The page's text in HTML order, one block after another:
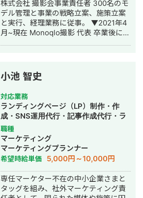
ントリー者60名以上獲得 社会的養護施
設の施設職員採用アカウント 運用1年:
フォロワー3000人でInstagram経由の
会員登録者40名以上獲得 ▶︎
バストアップメディア 運用6ヶ月: フォ
導Live→新規来店で150万以上の売り上
げ獲得 ▶︎大手食品メーカー公式アカウ
ント 運用6ヶ月: フォロワー3000→1.5
万人 キャンペーン企画＋広告運用＋ク
リエイティブの改善により フォロワー
数の大幅獲得に成功 ▶︎ダイエットレシ
ピ系メディア アフィリエイトで月
100〜150万の売り上げ獲得 ▶︎暮らし系
メディア アフィリエイトで月100万の
売り上げ獲得 ▶︎大手カフェチェーンの
公式アカウント プロモーション目的の
リール動画再生回数：約60万回再生獲
得 キャンペーン企画＋広告運用＋クリ
株式会社 撮影会事業責任者 300名のモ
デル管理と事業の戦略立案、施策立案
と実行、経理業務に従事。 ▼2021年4
月~現在 Monoqlo撮影 代表 卒業後に2
に就任。 ▼2021年8月~ 個人で業務シ
ステム/MAシステムを1名体制で開発
し、中小企業向けにソリューション営
業。 ▼2021年8月~2022年1月 ・医療
特化コンサル企業 美容クリニック2ア
カウント/歯科2アカウントのInstagram
運用代行業務に従事。 ▼2023年1月
~2024年3月 医療機関向け商材を取り
扱う通販企業にてCOOとして事業立ち
上げフェーズを経験。 ▼2024年6月
~2024年11月 フリーランスとして、一
部上場企業の塾/老舗食品メーカー/自動
車メーカーのSNSマーケティングに従
小池 智史
対応業務
ランディングページ（LP）制作・作
成・SNS運用代行・記事作成代行・ラ
イティング・ホームページ制作・作
成・バナー制作・デザイン・ロゴデザ
イン・作成・リスティング広告運用代
行・動画制作・動画編集・AI活用
職種
マーケティング
マーケティングプランナー
希望時給単価 5,000円～10,000円
専任マーケター不在の中小企業さまと
タッグを組み、社外マーケティング責